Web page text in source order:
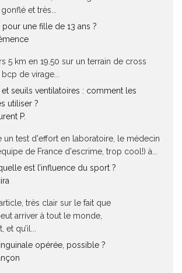
et très...
une fille de 13 ans ?
5 km en 19.50 sur un terrain de cross
de virage...
seuils ventilatoires : comment les
utiliser ?
P.
un test d'effort en laboratoire, le médecin
de France d'escrime, trop cool!) à...
est l’influence du sport ?
très clair sur le fait que
arriver à tout le monde,
qu’il...
opérée, possible ?